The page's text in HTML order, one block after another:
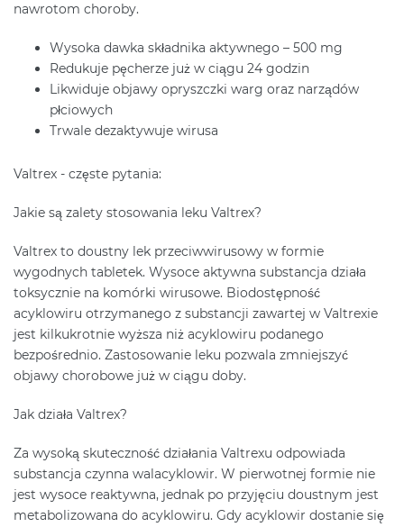
nawrotom choroby.
Wysoka dawka składnika aktywnego – 500 mg
Redukuje pęcherze już w ciągu 24 godzin
Likwiduje objawy opryszczki warg oraz narządów
płciowych
Trwale dezaktywuje wirusa
Valtrex - częste pytania:
Jakie są zalety stosowania leku Valtrex?
Valtrex to doustny lek przeciwwirusowy w formie
wygodnych tabletek. Wysoce aktywna substancja działa
toksycznie na komórki wirusowe. Biodostępność
acyklowiru otrzymanego z substancji zawartej w Valtrexie
jest kilkukrotnie wyższa niż acyklowiru podanego
bezpośrednio. Zastosowanie leku pozwala zmniejszyć
objawy chorobowe już w ciągu doby.
Jak działa Valtrex?
Za wysoką skuteczność działania Valtrexu odpowiada
substancja czynna walacyklowir. W pierwotnej formie nie
jest wysoce reaktywna, jednak po przyjęciu doustnym jest
metabolizowana do acyklowiru. Gdy acyklowir dostanie się